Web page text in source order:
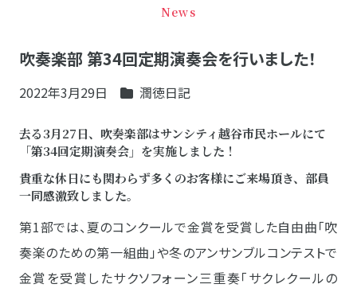
News
吹奏楽部 第34回定期演奏会を行いました！
2022年3月29日 潤徳日記
去る3月27日、吹奏楽部はサンシティ越谷市民ホールにて
「第34回定期演奏会」を実施しました！
貴重な休日にも関わらず多くのお客様にご来場頂き、部員
一同感激致しました。
第1部では、夏のコンクールで金賞を受賞した自由曲「吹
奏楽のための第一組曲」や冬のアンサンブルコンテストで
金賞を受賞したサクソフォーン三重奏「サクレクールの